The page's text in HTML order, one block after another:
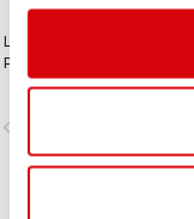
Le design des couvre-
Perfetto, à l'instar de celui
la ligne Perfetto, ainsi que
respirabilité et un
exceptionnels et un
protection contre